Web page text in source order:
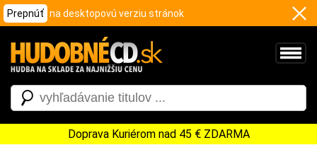
Prepnúť na desktopovú verziu stránok
Doprava Kuriérom nad 45 € ZDARMA